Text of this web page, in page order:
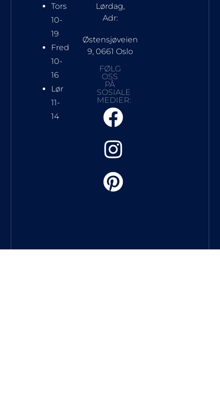
Tors
10-
19
Fred
10-
16
Lør
11-
14
Lørdag,
Adr:
Østensjøveien
9, 0661 Oslo
FØLG
OSS
PÅ
SOSIALE
MEDIER: